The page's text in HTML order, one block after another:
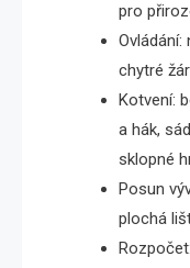
pro
chytré
Kotvení:
a hák,
sklopné
Posun
plochá